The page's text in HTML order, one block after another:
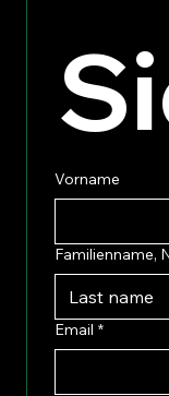
Vorname
Familienname,
Email *